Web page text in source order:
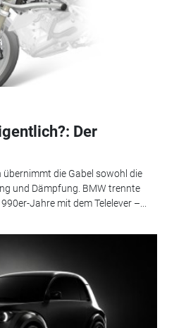
Der
die Gabel sowohl die
und Dämpfung. BMW trennte
Jahre mit dem Telelever –...